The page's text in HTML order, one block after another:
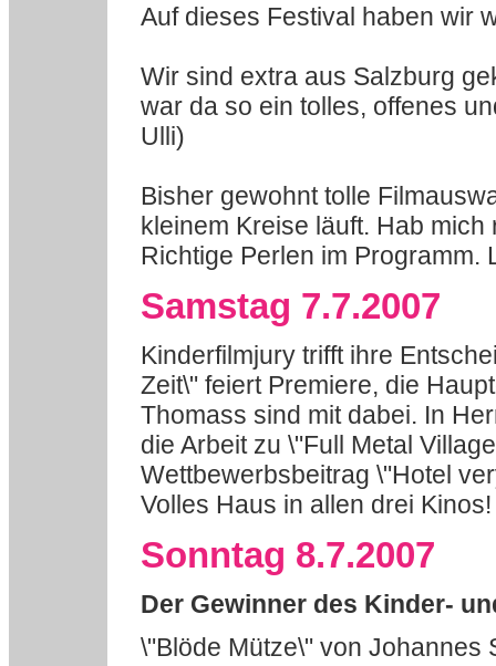
Auf dieses Festival haben wir
Wir sind extra aus Salzburg
war da so ein tolles, offenes
Ulli)
Bisher gewohnt tolle
kleinem Kreise läuft. Hab
Richtige Perlen im Programm.
Samstag 7.7.2007
Kinderfilmjury trifft ihre
Zeit\" feiert Premiere, die
Thomass sind mit dabei. In
die Arbeit zu \"Full Metal
Wettbewerbsbeitrag \"Hotel
Volles Haus in allen drei Kinos!
Sonntag 8.7.2007
Der Gewinner des Kinder-
\"Blöde Mütze\" von Johannes